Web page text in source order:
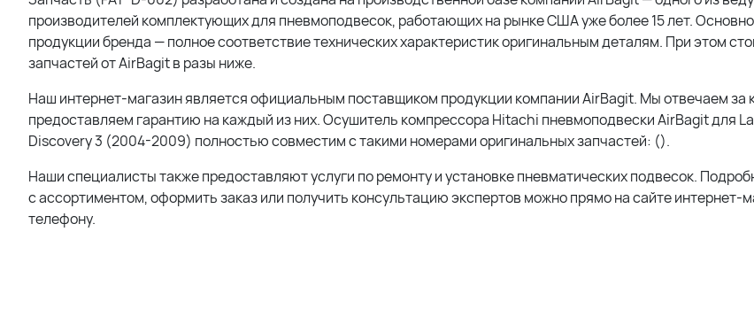
производителей комплектующих для пневмоподвесок, работающих на рынке США уже более 15 лет.
продукции бренда — полное соответствие технических характеристик оригинальным деталям. При этом
запчастей от AirBagit в разы ниже.
Наш интернет-магазин является официальным поставщиком продукции компании AirBagit. Мы отвечаем за
предоставляем гарантию на каждый из них. Осушитель компрессора Hitachi пневмоподвески AirBagit для
Discovery 3 (2004-2009) полностью совместим с такими номерами оригинальных запчастей: ().
Наши специалисты также предоставляют услуги по ремонту и установке пневматических подвесок.
с ассортиментом, оформить заказ или получить консультацию экспертов можно прямо на сайте интернет-
телефону.